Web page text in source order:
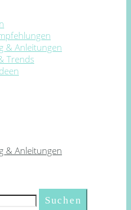
& Anleitungen
Trends
& Anleitungen